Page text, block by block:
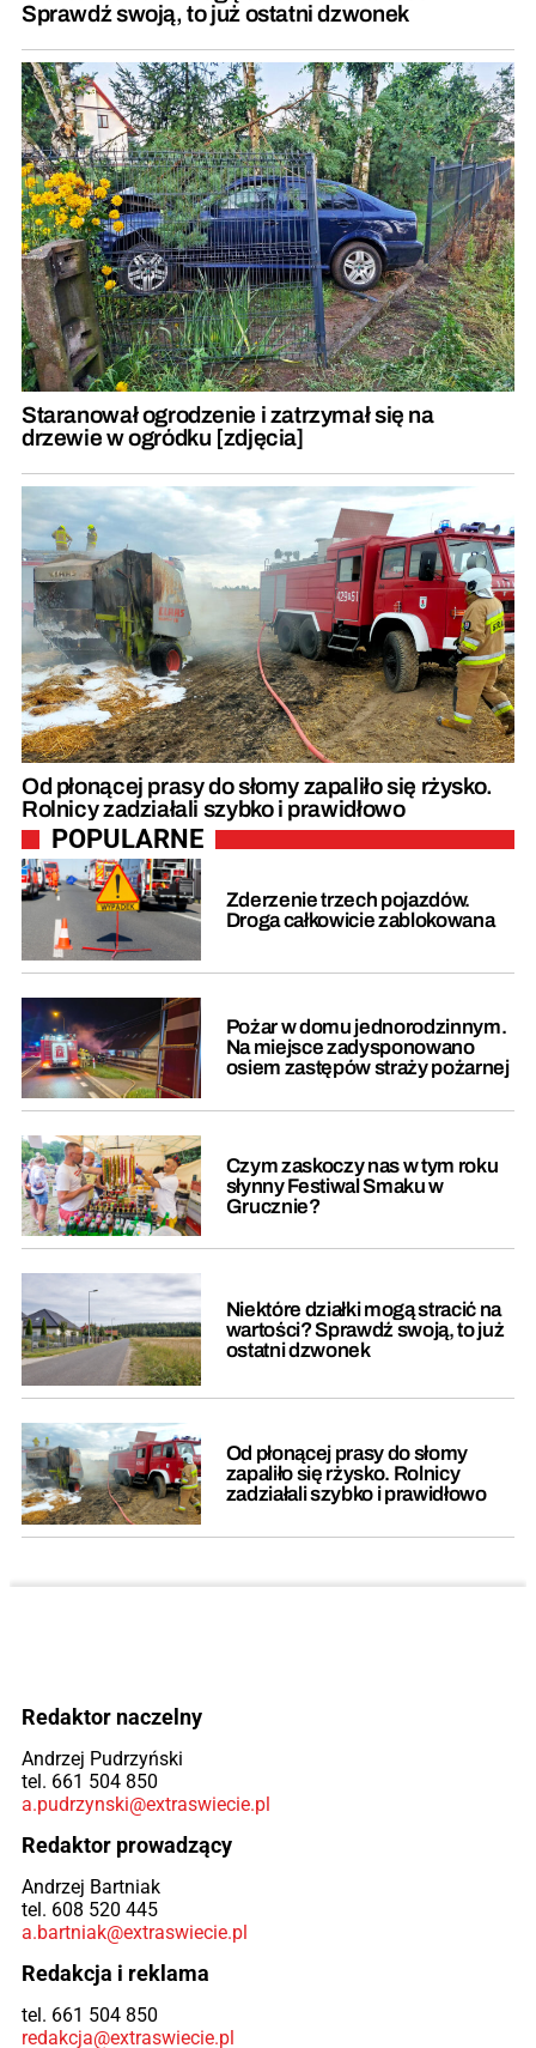
Sprawdź swoją, to już ostatni dzwonek
Staranował ogrodzenie i zatrzymał się na
drzewie w ogródku [zdjęcia]
Od płonącej prasy do słomy zapaliło się rżysko.
Rolnicy zadziałali szybko i prawidłowo
POPULARNE
Zderzenie trzech pojazdów.
Droga całkowicie zablokowana
Pożar w domu jednorodzinnym.
Na miejsce zadysponowano
osiem zastępów straży pożarnej
Czym zaskoczy nas w tym roku
słynny Festiwal Smaku w
Grucznie?
Niektóre działki mogą stracić na
wartości? Sprawdź swoją, to już
ostatni dzwonek
Od płonącej prasy do słomy
zapaliło się rżysko. Rolnicy
zadziałali szybko i prawidłowo
Redaktor naczelny
Andrzej Pudrzyński
tel. 661 504 850
a.pudrzynski@extraswiecie.pl
Redaktor prowadzący
Andrzej Bartniak
tel. 608 520 445
a.bartniak@extraswiecie.pl
Redakcja i reklama
tel. 661 504 850
redakcja@extraswiecie.pl